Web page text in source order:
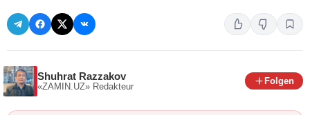
Shuhrat Razzakov
«ZAMIN.UZ» Redakteur
Folgen